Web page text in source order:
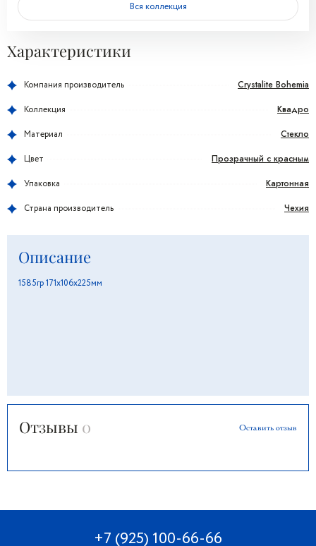
Вся коллекция
Характеристики
Компания производитель Crystalite Bohemia
Коллекция Квадро
Материал Стекло
Цвет Прозрачный с красным
Упаковка Картонная
Страна производитель Чехия
Описание
1585гр 171х106х225мм
Отзывы 0 Оставить отзыв
+7 (925) 100-66-66